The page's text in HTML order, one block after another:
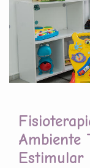
Ambiente
Estimular